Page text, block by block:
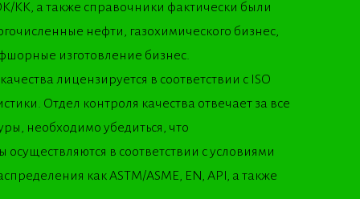
КК, а также справочники фактически были
нефти, газохимического бизнес,
изготовление бизнес.
лицензируется в соответствии с ISO
Отдел контроля качества отвечает за все
необходимо убедиться, что
в соответствии с условиями
как ASTM/ASME, EN, API, а также